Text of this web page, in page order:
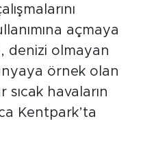
açmaya
denizi olmayan
örnek olan
sıcak havaların
Kentpark’ta